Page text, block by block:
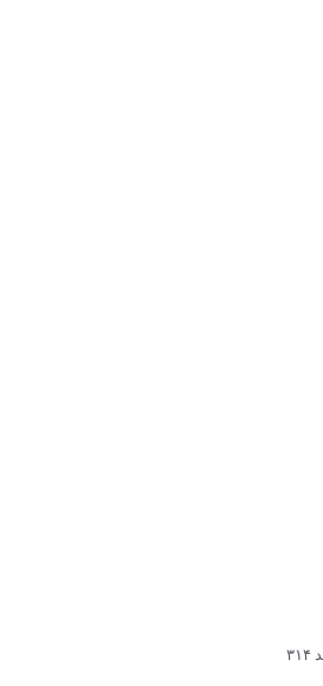
شما در خنک‌سازی و زیبایی سیستم باشد.